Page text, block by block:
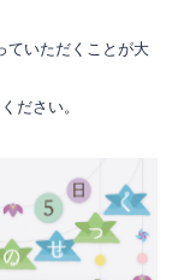
ていただくことが大
ださい。